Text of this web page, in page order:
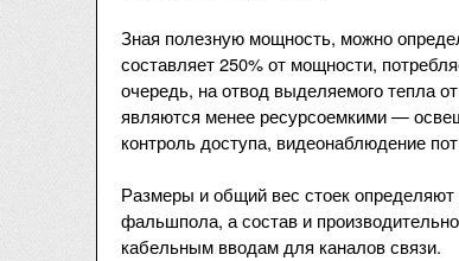
Зная полезную мощность, можно
составляет 250% от мощности,
очередь, на отвод выделяемого тепла
являются менее ресурсоемкими —
контроль доступа, видеонаблюдение
Размеры и общий вес стоек определяют
фальшпола, а состав и
кабельным вводам для каналов связи.